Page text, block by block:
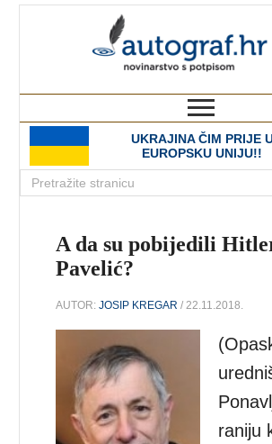
UKRAJINA ČIM PRIJE
EUROPSKU UNIJU!!
A da su pobijedili
Pavelić?
AUTOR:JOSIP KREGAR / 22.11.2018.
raniju